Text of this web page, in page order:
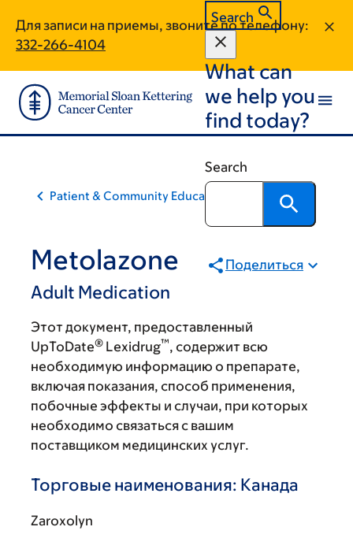
main
content
footer
Для записи на приемы, звоните по телефону:
332-266-4104
Search
What can
we help you
find today?
Search
Patient & Community Education
Metolazone
Adult Medication
Поделиться
Этот документ, предоставленный
UpToDate® Lexidrug™, содержит всю
необходимую информацию о препарате,
включая показания, способ применения,
побочные эффекты и случаи, при которых
необходимо связаться с вашим
поставщиком медицинских услуг.
Торговые наименования: Канада
Zaroxolyn